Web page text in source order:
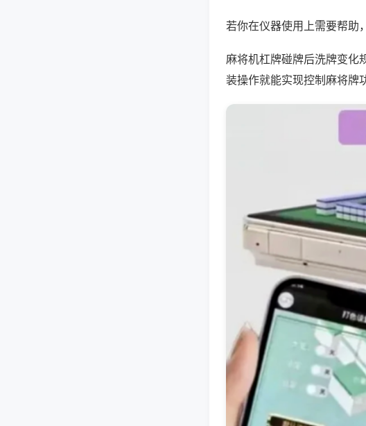
若你在仪器使用上需要帮助
麻将机杠牌碰牌后洗牌变化
装操作就能实现控制麻将牌